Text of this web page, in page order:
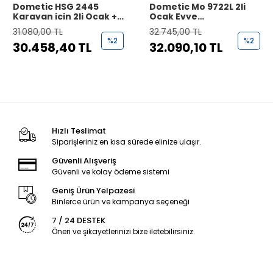
Dometic HSG 2445
Karavan için 2li Ocak +
Lavabo
31.080,00 TL
30.458,40 TL %2
Dometic Mo 9722L 2li
Ocak Evye
Kombinasyonu
32.745,00 TL
32.090,10 TL %2
Hızlı Teslimat
Siparişleriniz en kısa sürede elinize ulaşır.
Güvenli Alışveriş
Güvenli ve kolay ödeme sistemi
Geniş Ürün Yelpazesi
Binlerce ürün ve kampanya seçeneği
7 / 24 DESTEK
Öneri ve şikayetlerinizi bize iletebilirsiniz.